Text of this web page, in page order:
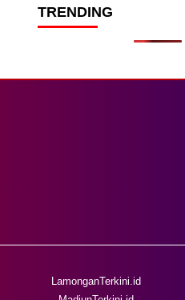
TRENDING
LamonganTerkini.id